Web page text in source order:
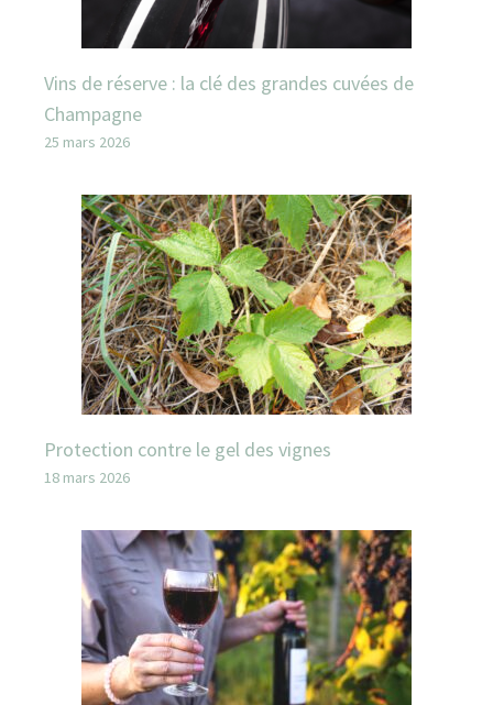
Vins de réserve : la clé des grandes cuvées de
Champagne
25 mars 2026
Protection contre le gel des vignes
18 mars 2026